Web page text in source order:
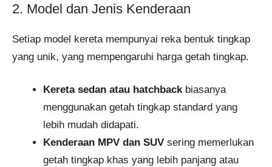
2. Model dan Jenis Kenderaan
Setiap model kereta mempunyai reka bentuk tingkap
yang unik, yang mempengaruhi harga getah tingkap.
Kereta sedan atau hatchbackbiasanya
menggunakan getah tingkap standard yang
lebih mudah didapati.
Kenderaan MPV dan SUV sering memerlukan
getah tingkap khas yang lebih panjang atau